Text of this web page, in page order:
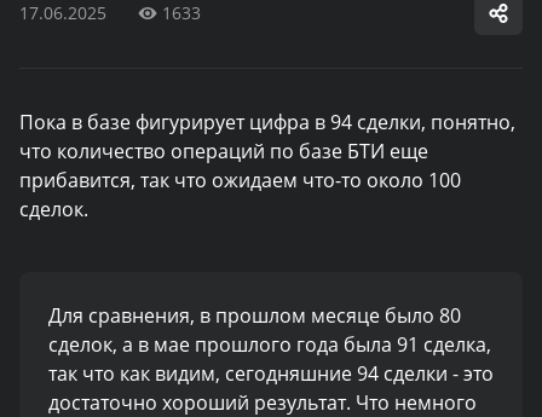
17.06.2025 1633
Пока в базе фигурирует цифра в 94 сделки, понятно,
что количество операций по базе БТИ еще
прибавится, так что ожидаем что-то около 100
сделок.
Для сравнения, в прошлом месяце было 80
сделок, а в мае прошлого года была 91 сделка,
так что как видим, сегодняшние 94 сделки - это
достаточно хороший результат. Что немного